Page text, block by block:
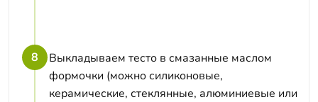
8
Выкладываем тесто в смазанные маслом
формочки (можно силиконовые,
керамические, стеклянные, алюминиевые или